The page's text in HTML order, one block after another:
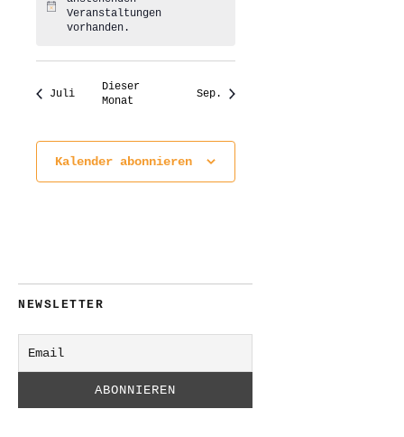
HinweisVeranstaltungen
vorhanden.
Juli
Dieser
Monat
Sep.
Kalender abonnieren
NEWSLETTER